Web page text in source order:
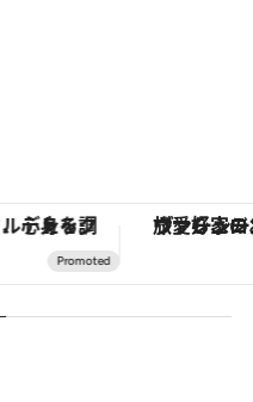
「星のや富士」でデジタルデトックス。冨士信仰の歴史を辿り、心身を調える。 ヴァシュロン・コンスタンタ